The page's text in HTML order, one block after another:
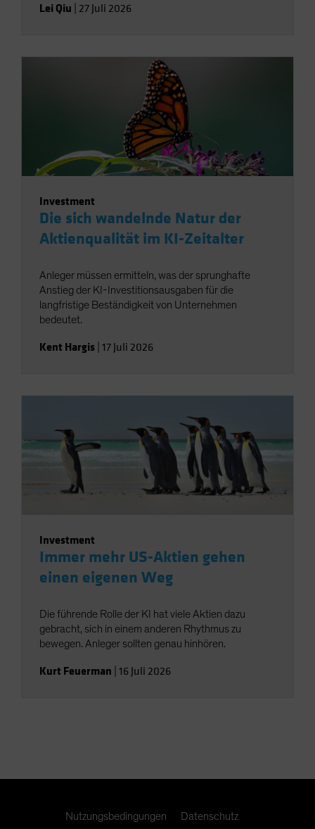
Lei Qiu 27 Juli 2026
Investment
Die sich wandelnde Natur der
Aktienqualität im KI-Zeitalter
Anleger müssen ermitteln, was der sprunghafte
Anstieg der KI-Investitionsausgaben für die
langfristige Beständigkeit von Unternehmen
bedeutet.
Kent Hargis 17 Juli 2026
Investment
Immer mehr US-Aktien gehen
einen eigenen Weg
Die führende Rolle der KI hat viele Aktien dazu
gebracht, sich in einem anderen Rhythmus zu
bewegen. Anleger sollten genau hinhören.
Kurt Feuerman 16 Juli 2026
Nutzungsbedingungen Datenschutz